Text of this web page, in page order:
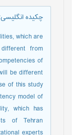
چکیده انگلیسی:
which are
from
of
be different
of this study
model of
which has
of Tehran